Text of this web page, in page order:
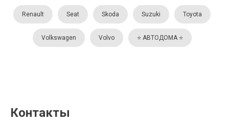
Renault Seat Skoda Suzuki Toyota
Volkswagen Volvo ⭐️ АВТОДОМА ⭐️
Контакты